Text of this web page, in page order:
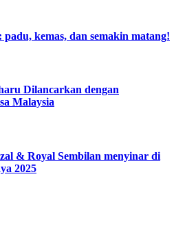
kemas, dan semakin matang!
Dilancarkan dengan
Malaysia
& Royal Sembilan menyinar di
2025